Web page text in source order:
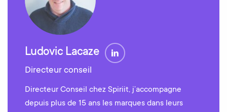
Ludovic Lacaze
Directeur conseil
Directeur Conseil chez Spiriit, j’accompagne
depuis plus de 15 ans les marques dans leurs